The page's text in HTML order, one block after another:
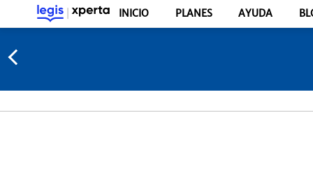
INICIO PLANES AYUDA